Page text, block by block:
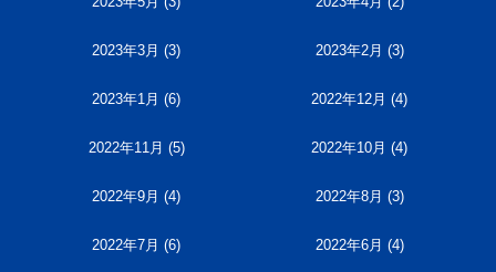
2023年3月 (3) 2023年2月 (3)
2023年1月 (6) 2022年12月 (4)
2022年11月 (5) 2022年10月 (4)
2022年9月 (4) 2022年8月 (3)
2022年7月 (6) 2022年6月 (4)